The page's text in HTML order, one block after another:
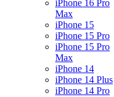
iPhone 16 Pro
Max
iPhone 15
iPhone 15 Pro
iPhone 15 Pro
Max
iPhone 14
iPhone 14 Plus
iPhone 14 Pro